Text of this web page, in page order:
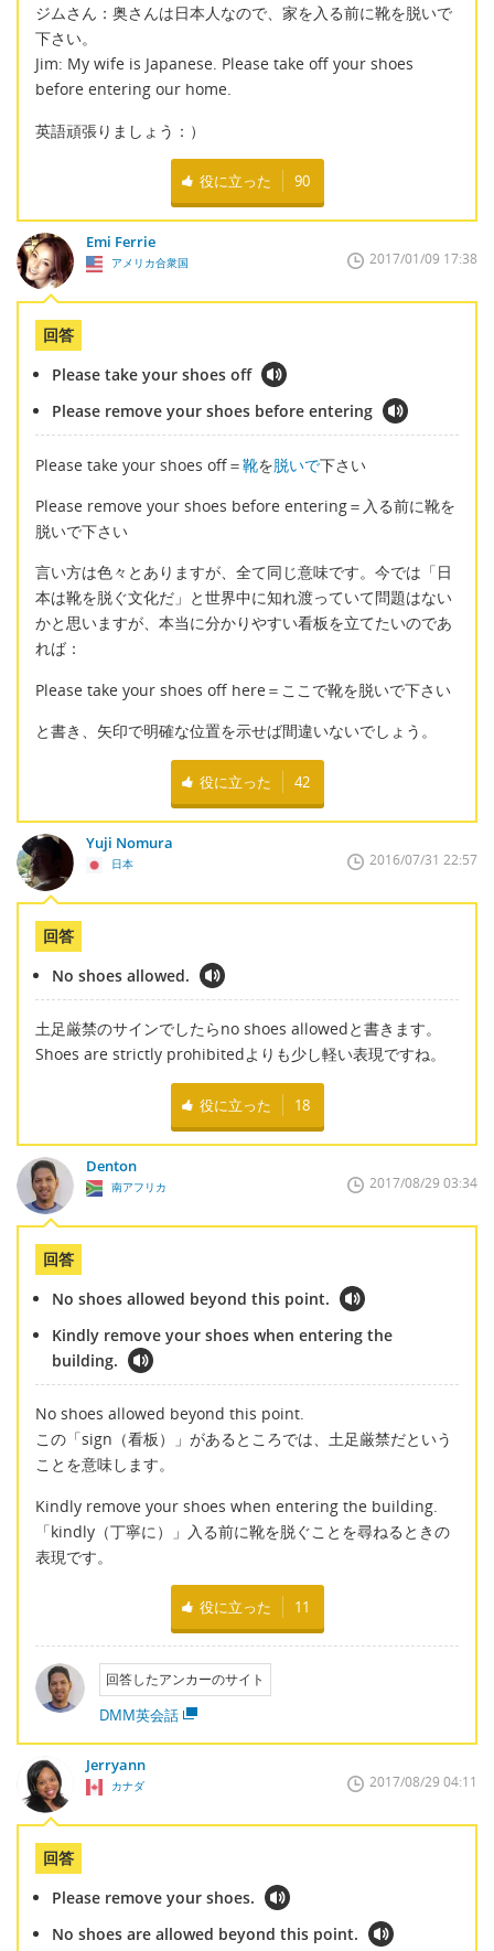
ジムさん：奥さんは日本人なので、家を入る前に靴を脱いで
下さい。
Jim: My wife is Japanese. Please take off your shoes
before entering our home.
英語頑張りましょう：）
役に立った 90
Emi Ferrie
アメリカ合衆国 2017/01/09 17:38
回答
Please take your shoes off
Please remove your shoes before entering
Please take your shoes off＝靴を脱いで下さい
Please remove your shoes before entering＝入る前に靴を
脱いで下さい
言い方は色々とありますが、全て同じ意味です。今では「日
本は靴を脱ぐ文化だ」と世界中に知れ渡っていて問題はない
かと思いますが、本当に分かりやすい看板を立てたいのであ
れば：
Please take your shoes off here＝ここで靴を脱いで下さい
と書き、矢印で明確な位置を示せば間違いないでしょう。
役に立った 42
Yuji Nomura
日本 2016/07/31 22:57
回答
No shoes allowed.
土足厳禁のサインでしたらno shoes allowedと書きます。
Shoes are strictly prohibitedよりも少し軽い表現ですね。
役に立った 18
Denton
南アフリカ 2017/08/29 03:34
回答
No shoes allowed beyond this point.
Kindly remove your shoes when entering the
building.
No shoes allowed beyond this point.
この「sign（看板）」があるところでは、土足厳禁だという
ことを意味します。
Kindly remove your shoes when entering the building.
「kindly（丁寧に）」入る前に靴を脱ぐことを尋ねるときの
表現です。
役に立った 11
回答したアンカーのサイト
DMM英会話
Jerryann
カナダ 2017/08/29 04:11
回答
Please remove your shoes.
No shoes are allowed beyond this point.